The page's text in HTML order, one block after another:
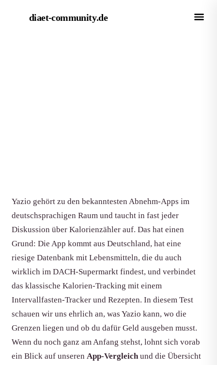
diaet-community.de
Yazio gehört zu den bekanntesten Abnehm-Apps im
deutschsprachigen Raum und taucht in fast jeder
Diskussion über Kalorienzähler auf. Das hat einen
Grund: Die App kommt aus Deutschland, hat eine
riesige Datenbank mit Lebensmitteln, die du auch
wirklich im DACH-Supermarkt findest, und verbindet
das klassische Kalorien-Tracking mit einem
Intervallfasten-Tracker und Rezepten. In diesem Test
schauen wir uns ehrlich an, was Yazio kann, wo die
Grenzen liegen und ob du dafür Geld ausgeben musst.
Wenn du noch ganz am Anfang stehst, lohnt sich vorab
ein Blick auf unseren App-Vergleichund die Übersicht